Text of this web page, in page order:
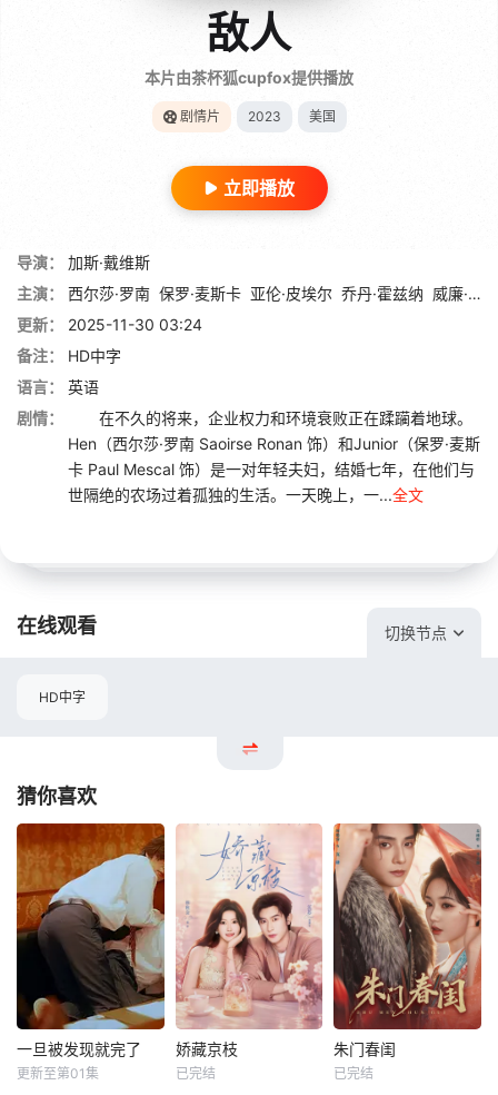
敌人
本片由茶杯狐cupfox提供播放
剧情片 2023 美国
立即播放
导演：
加斯·戴维斯
主演：
西尔莎·罗南 保罗·麦斯卡 亚伦·皮埃尔 乔丹·霍兹纳 威廉·弗里曼
更新：
2025-11-30 03:24
备注：
HD中字
语言：
英语
剧情：
在不久的将来，企业权力和环境衰败正在蹂躏着地球。
Hen（西尔莎·罗南 Saoirse Ronan 饰）和Junior（保罗·麦斯
卡 Paul Mescal 饰）是一对年轻夫妇，结婚七年，在他们与
世隔绝的农场过着孤独的生活。一天晚上，一...全文
在线观看 切换节点
HD中字
猜你喜欢
一旦被发现就完了
更新至第01集
娇藏京枝
已完结
朱门春闺
已完结